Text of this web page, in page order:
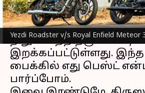
Yezdi Roadster v/s Royal Enfield Meteor
செய்தி முன்னோட்டம்
Yezdiபைக், ராயல்
நிறுவனத்திற்கு
இறக்கப்பட்டுள்ளது.
பைக்கில் எது பெஸ்ட்
பார்ப்போம்.